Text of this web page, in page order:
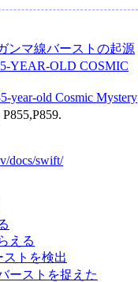
ンマ線バーストの起源
YEAR-OLD COSMIC
year-old Cosmic Mystery
docs/swift/
える
トを検出
ーストを捉えた